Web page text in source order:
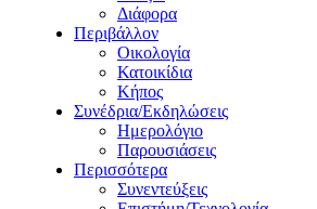
Διάφορα
Περιβάλλον
Οικολογία
Κατοικίδια
Κήπος
Συνέδρια/Εκδηλώσεις
Ημερολόγιο
Παρουσιάσεις
Περισσότερα
Συνεντεύξεις